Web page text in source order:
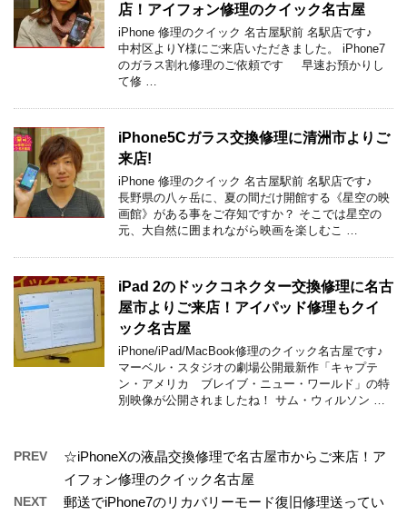
店！アイフォン修理のクイック名古屋
iPhone 修理のクイック 名古屋駅前 名駅店です♪
中村区よりY様にご来店いただきました。 iPhone7
のガラス割れ修理のご依頼です 早速お預かりし
て修 …
iPhone5Cガラス交換修理に清洲市よりご
来店!
iPhone 修理のクイック 名古屋駅前 名駅店です♪
長野県の八ヶ岳に、夏の間だけ開館する《星空の映
画館》がある事をご存知ですか？ そこでは星空の
元、大自然に囲まれながら映画を楽しむこ …
iPad 2のドックコネクター交換修理に名古
屋市よりご来店！アイパッド修理もクイ
ック名古屋
iPhone/iPad/MacBook修理のクイック名古屋です♪
マーベル・スタジオの劇場公開最新作「キャプテ
ン・アメリカ ブレイブ・ニュー・ワールド」の特
別映像が公開されましたね！ サム・ウィルソン …
PREV
☆iPhoneXの液晶交換修理で名古屋市からご来店！ア
イフォン修理のクイック名古屋
NEXT
郵送でiPhone7のリカバリーモード復旧修理送ってい